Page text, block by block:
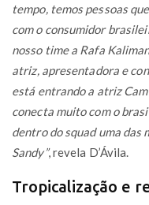
tempo, temos pessoas
com o consumidor
nosso time a Rafa
atriz, apresentadora e
está entrando a atriz
conecta muito com o
dentro do squad uma das
Sandy”, revela D’Ávila.
Tropicalização e